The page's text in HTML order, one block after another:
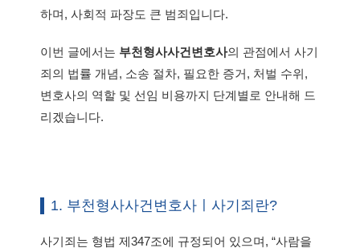
하며, 사회적 파장도 큰 범죄입니다.
이번 글에서는 부천형사사건변호사의 관점에서 사기
죄의 법률 개념, 소송 절차, 필요한 증거, 처벌 수위,
변호사의 역할 및 선임 비용까지 단계별로 안내해 드
리겠습니다.
1. 부천형사사건변호사ㅣ사기죄란?
사기죄는 형법 제347조에 규정되어 있으며, “사람을